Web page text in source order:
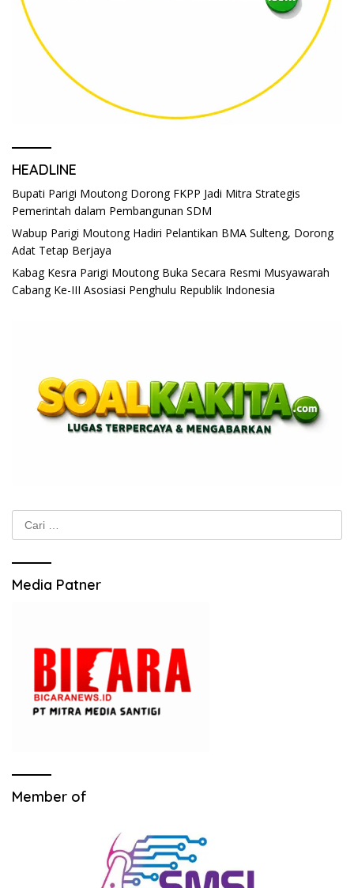
HEADLINE
Bupati Parigi Moutong Dorong FKPP Jadi Mitra Strategis
Pemerintah dalam Pembangunan SDM
Wabup Parigi Moutong Hadiri Pelantikan BMA Sulteng, Dorong
Adat Tetap Berjaya
Kabag Kesra Parigi Moutong Buka Secara Resmi Musyawarah
Cabang Ke-III Asosiasi Penghulu Republik Indonesia
Cari
untuk:
Media Patner
Member of